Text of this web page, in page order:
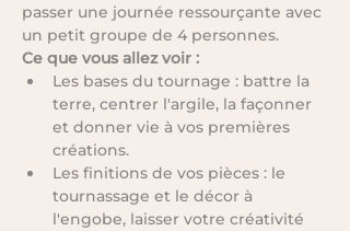
passer une journée ressourçante avec
un petit groupe de 4 personnes.
Ce que vous allez voir :
Les bases du tournage : battre la
terre, centrer l'argile, la façonner
et donner vie à vos premières
créations.
Les finitions de vos pièces : le
tournassage et le décor à
l'engobe, laisser votre créativité